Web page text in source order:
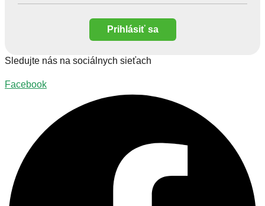
Prihlásiť sa
Sledujte nás na sociálnych sieťach
Facebook